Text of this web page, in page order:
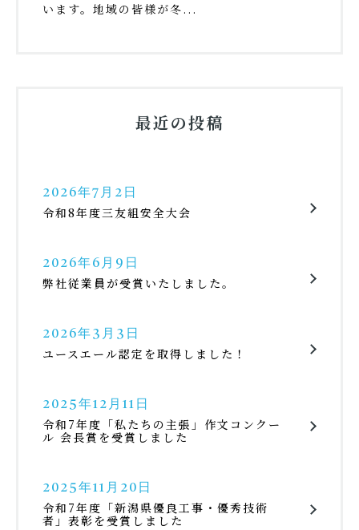
います。地域の皆様が冬...
最近の投稿
2026年7月2日
令和8年度三友組安全大会
2026年6月9日
弊社従業員が受賞いたしました。
2026年3月3日
ユースエール認定を取得しました！
2025年12月11日
令和7年度「私たちの主張」作文コンクー
ル 会長賞を受賞しました
2025年11月20日
令和7年度「新潟県優良工事・優秀技術
者」表彰を受賞しました